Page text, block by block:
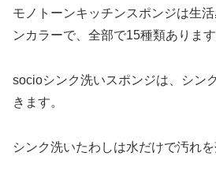
モノトーンキッチンスポンジは生
ンカラーで、全部で15種類あります
socioシンク洗いスポンジは、シン
きます。
シンク洗いたわしは水だけで汚れを